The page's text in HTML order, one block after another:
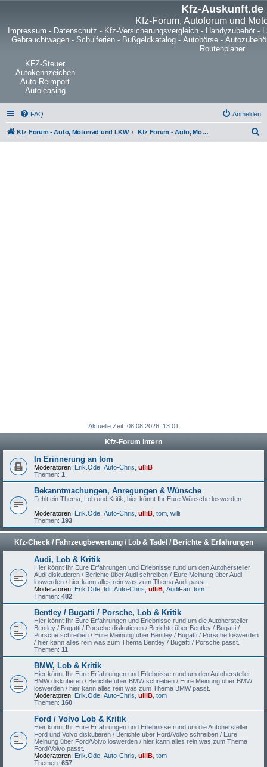
Kfz-Auskunft.de
Kfz-Forum, Autoforum und
Impressum - Datenschutz - Kfz-Versicherungsvergleich - Handyzubehör -
Gebrauchtwagen- Schulferien- Bußgeldkatalog- Autobörse-
Routenplaner
KFZ-Steuer
Autokennzeichen
Auto Reimport
Autoleasing
FAQ Anmelden
Kfz Forum - Auto, Motorrad und LKW Kfz Forum - Auto, Motorrad und LKW
Aktuelle Zeit: 08.08.2026, 13:01
Kfz-Forum intern
In Erinnerung an tom
Moderatoren: Erik.Ode Auto-Chris ulliB
Themen: 1
Bekanntmachungen, Anregungen & Wünsche
Fehlt ein Thema, Lob und Kritik, hier könnt Ihr Eure Wünsche loswerden.
Moderatoren: Erik.Ode Auto-Chris ulliB tom willi
Themen: 193
Kfz-Check / Fahrzeugbewertung / Lob & Tadel / Berichte & Erfahrungen
Audi, Lob & Kritik
Hier könnt Ihr Eure Erfahrungen und Erlebnisse rund um den Autohersteller
Audi diskutieren / Berichte über Audi schreiben / Eure Meinung über Audi
loswerden / hier kann alles rein was zum Thema Audi passt.
Moderatoren: Erik.Ode tdi Auto-Chris ulliB AudiFan tom
Themen: 482
Bentley / Bugatti / Porsche, Lob & Kritik
Hier könnt Ihr Eure Erfahrungen und Erlebnisse rund um die Autohersteller
Bentley / Bugatti / Porsche diskutieren / Berichte über Bentley / Bugatti /
Porsche schreiben / Eure Meinung über Bentley / Bugatti / Porsche loswerden
/ hier kann alles rein was zum Thema Bentley / Bugatti / Porsche passt.
Themen: 11
BMW, Lob & Kritik
Hier könnt Ihr Eure Erfahrungen und Erlebnisse rund um den Autohersteller
BMW diskutieren / Berichte über BMW schreiben / Eure Meinung über BMW
loswerden / hier kann alles rein was zum Thema BMW passt.
Moderatoren: Erik.Ode Auto-Chris ulliB tom
Themen: 160
Ford / Volvo Lob & Kritik
Hier könnt Ihr Eure Erfahrungen und Erlebnisse rund um die Autohersteller
Ford und Volvo diskutieren / Berichte über Ford/Volvo schreiben / Eure
Meinung über Ford/Volvo loswerden / hier kann alles rein was zum Thema
Ford/Volvo passt.
Moderatoren: Erik.Ode Auto-Chris ulliB tom
Themen: 657